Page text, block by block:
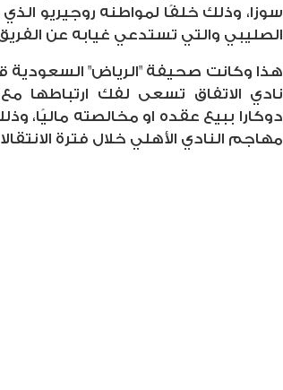
سوزا، وذلك خلفًا لمواطنه روجيريو
الصليبي والتي تستدعي غيابه عن
هذا وكانت صحيفة "الرياض" السعودية
نادي الاتفاق تسعى لفك ارتباطها
دوكارا ببيع عقده او مخالصته ماليًا،
مهاجم النادي الأهلي خلال فترة